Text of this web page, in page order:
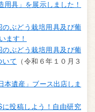
具」を展示しました！
ぶどう栽培用具及び葡
ます！
ぶどう栽培用具及び葡
いて （令和６年１０月３
本遺産」ブース出店しま
に投稿しよう！自由研究